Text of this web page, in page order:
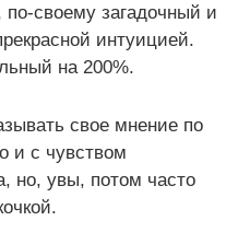
своему загадочный и
интуицией.
на 200%.
свое мнение по
и с чувством
но, увы, потом часто